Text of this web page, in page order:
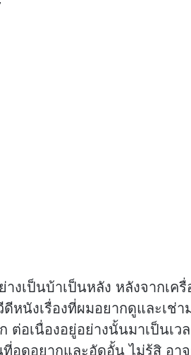
งเป็นบ้าเป็นหลัง หลังจากเครื่
หนังเรื่องที่ผมอยากดูและเช่า
ต่อเนื่องอยู่อย่างนั้นมาเป็นเว
อดอยากและอัดอั้น ไม่รู้สิ อา